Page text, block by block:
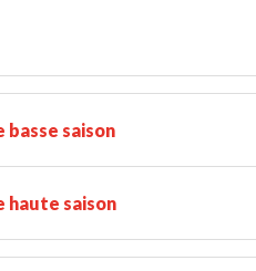
basse saison
haute saison